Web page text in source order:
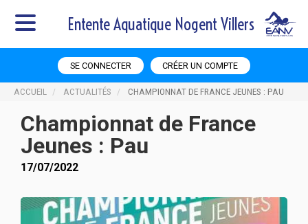
Entente Aquatique Nogent Villers
SE CONNECTER CRÉER UN COMPTE
ACCUEIL ACTUALITÉS CHAMPIONNAT DE FRANCE JEUNES : PAU
Championnat de France
Jeunes : Pau
17/07/2022